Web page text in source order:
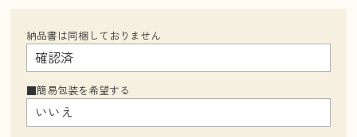
納品書は同梱しておりません
■簡易包装を希望する